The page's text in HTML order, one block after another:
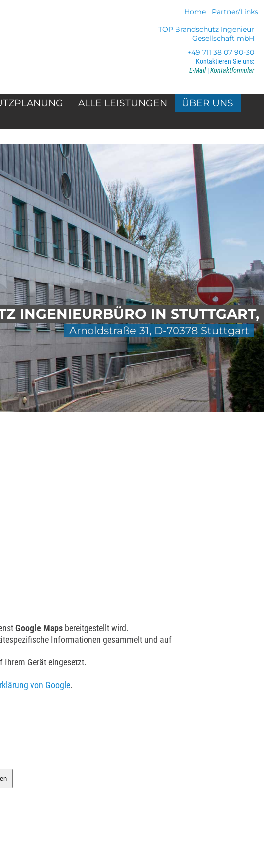
TOP Brandschutz Ingenieur
Gesellschaft mbH
+49 711 38 07 90-30
Kontaktieren Sie uns:
E-Mail|Kontaktformular
ALLE LEISTUNGEN
ÜBER UNS
Home Partner/Links
INGENIEURBÜRO IN STUTTGART,
Arnoldstraße 31, D-70378 Stuttgart
Google Mapsbereitgestellt wird.
Informationen gesammelt und auf
Ihrem Gerät eingesetzt.
von Google.